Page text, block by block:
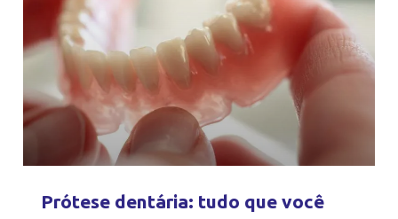
Prótese dentária: tudo que você